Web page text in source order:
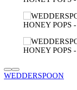
WEDDERSPOON